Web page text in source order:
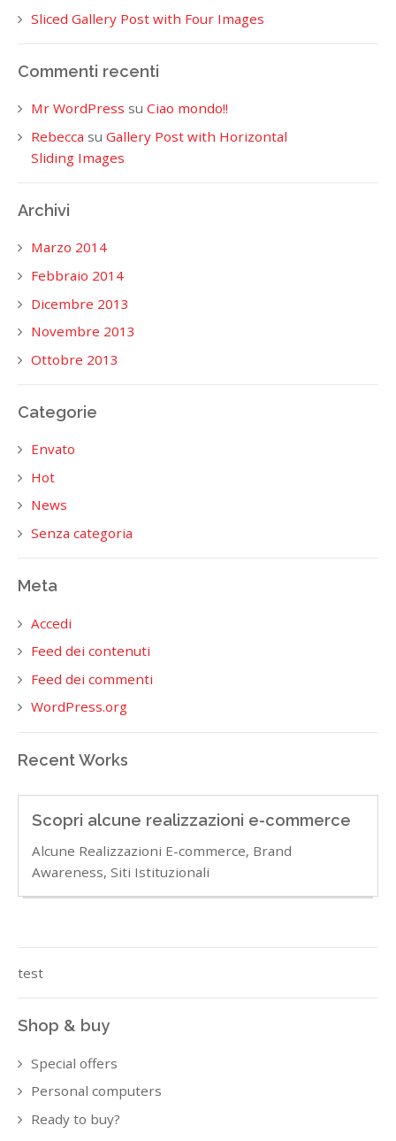
Sliced Gallery Post with Four Images
Commenti recenti
Mr WordPress suCiao mondo!!
Rebecca suGallery Post with Horizontal
Sliding Images
Archivi
Marzo 2014
Febbraio 2014
Dicembre 2013
Novembre 2013
Ottobre 2013
Categorie
Envato
Hot
News
Senza categoria
Meta
Accedi
Feed dei contenuti
Feed dei commenti
WordPress.org
Recent Works
Scopri alcune realizzazioni e-commerce
Alcune Realizzazioni E-commerce, Brand
Awareness, Siti Istituzionali
test
Shop & buy
Special offers
Personal computers
Ready to buy?